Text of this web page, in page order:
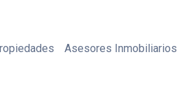
Asesores Inmobiliarios